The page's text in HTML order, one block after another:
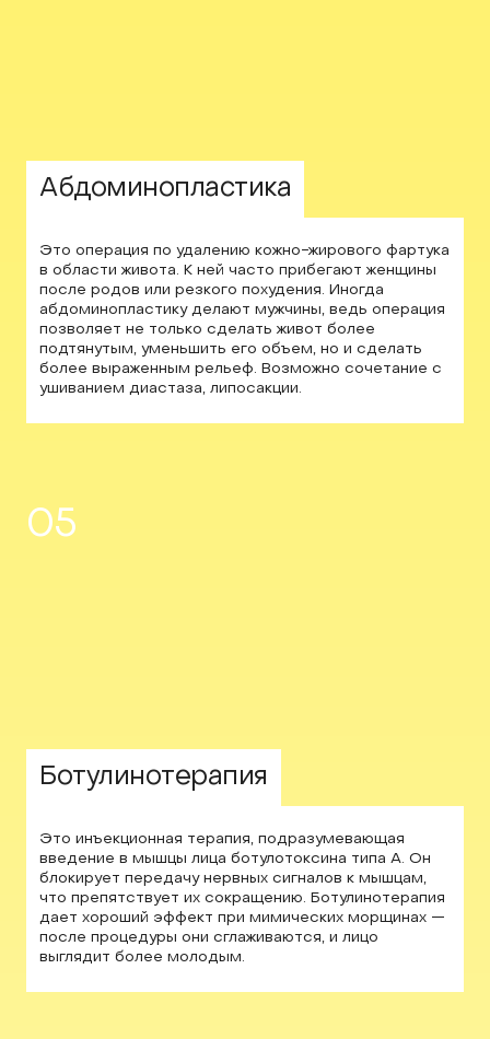
Абдоминопластика
Это операция по удалению кожно-жирового фартука
в области живота. К ней часто прибегают женщины
после родов или резкого похудения. Иногда
абдоминопластику делают мужчины, ведь операция
позволяет не только сделать живот более
подтянутым, уменьшить его объем, но и сделать
более выраженным рельеф. Возможно сочетание с
ушиванием диастаза, липосакции.
05
Ботулинотерапия
Это инъекционная терапия, подразумевающая
введение в мышцы лица ботулотоксина типа A. Он
блокирует передачу нервных сигналов к мышцам,
что препятствует их сокращению. Ботулинотерапия
дает хороший эффект при мимических морщинах —
после процедуры они сглаживаются, и лицо
выглядит более молодым.